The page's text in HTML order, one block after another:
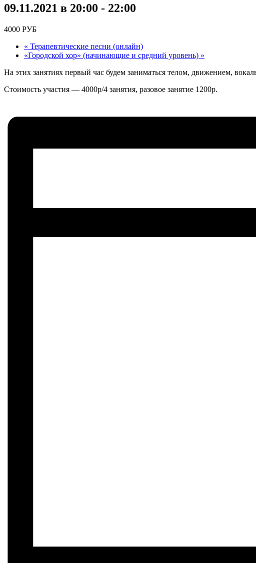
09.11.2021 в 20:00 - 22:00
4000 РУБ
« Терапевтические песни (онлайн)
«Городской хор» (начинающие и средний уровень) »
На этих занятиях первый час будем заниматься телом, движением,
Стоимость участия — 4000р/4 занятия, разовое занятие 1200р.